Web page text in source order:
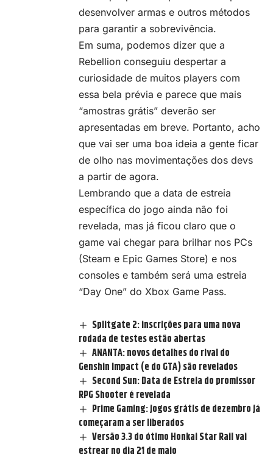
desenvolver armas e outros métodos
para garantir a sobrevivência.
Em suma, podemos dizer que a
Rebellion conseguiu despertar a
curiosidade de muitos players com
essa bela prévia e parece que mais
“amostras grátis” deverão ser
apresentadas em breve. Portanto, acho
que vai ser uma boa ideia a gente ficar
de olho nas movimentações dos devs
a partir de agora.
Lembrando que a data de estreia
específica do jogo ainda não foi
revelada, mas já ficou claro que o
game vai chegar para brilhar nos PCs
(Steam e Epic Games Store) e nos
consoles e também será uma estreia
“Day One” do Xbox Game Pass.
Splitgate 2: inscrições para uma nova
rodada de testes estão abertas
ANANTA: novos detalhes do rival do
Genshin Impact (e do GTA) são revelados
Second Sun: Data de Estreia do promissor
RPG Shooter é revelada
Prime Gaming: jogos grátis de dezembro já
começaram a ser liberados
Versão 3.3 do ótimo Honkai Star Rail vai
estrear no dia 21 de maio